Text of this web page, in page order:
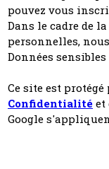
pouvez vous
Dans le cadre de
personnelles,
Données
Ce site est protégé
Confidentialité et
Google